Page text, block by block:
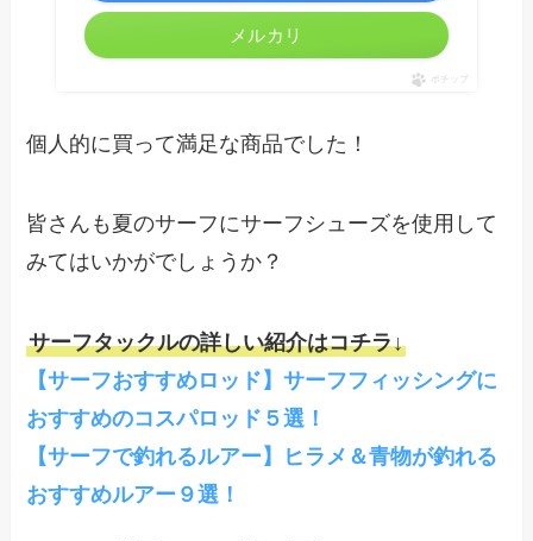
メルカリ
ポチップ
個人的に買って満足な商品でした！
皆さんも夏のサーフにサーフシューズを使用して
みてはいかがでしょうか？
サーフタックルの詳しい紹介はコチラ↓
【サーフおすすめロッド】サーフフィッシングに
おすすめのコスパロッド５選！
【サーフで釣れるルアー】ヒラメ＆青物が釣れる
おすすめルアー９選！